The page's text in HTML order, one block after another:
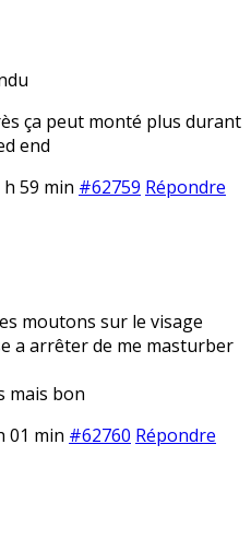
ça peut monté plus durant
end
59 min #62759 Répondre
moutons sur le visage
a arrêter de me masturber
mais bon
01 min #62760 Répondre